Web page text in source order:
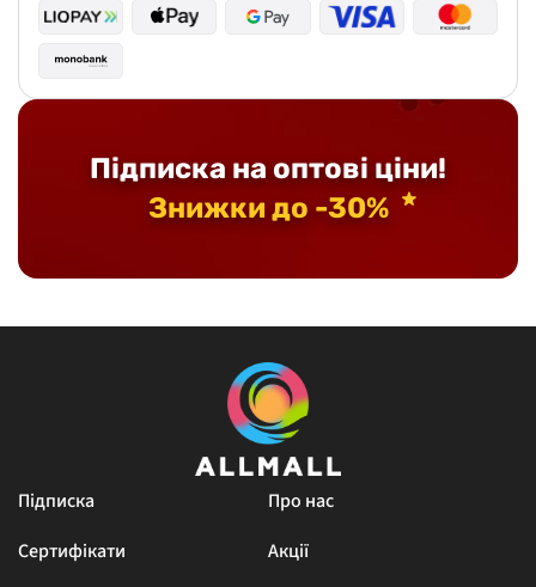
Підписка на оптові ціни!
Знижки до -30%
Підписка
Про нас
Сертифікати
Акції